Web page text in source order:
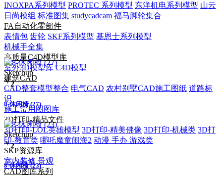
INOXPA系列模型 PROTEC 系列模型 东洋机电系列模型 山云
日尚模组 标准图集 studycadcam 福马脚轮集合
FA自动化零部件
表情包 齿轮 SKF系列模型 基恩士系列模型
机械手全集
高质量C4D模型库
室外3D模型库 C4D模型
建筑CAD
CAD整套模型整合 电气CAD 农村别墅CAD施工图纸 道路标
识
施工常用图图库
3D打印-精品文件
3D打印-LOL英雄模型 3D打印-精美佛像 3D打印-机械类 3D打
印-教育类 哪吒魔童闹海2 动漫 手办 游戏类
SKP资源库
室内装修 景观
CAD图库系列
Sketchup
￥2
8-休闲椅 (27)
Sketchup
￥2
8-休闲椅 (23)